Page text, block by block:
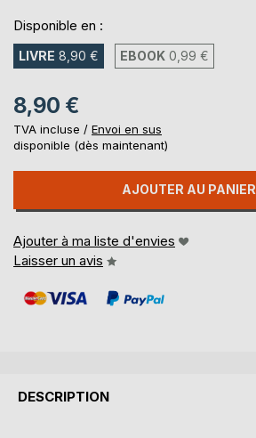
Disponible en :
LIVRE 8,90 € EBOOK 0,99 €
8,90 €
TVA incluse / Envoi en sus
disponible (dès maintenant)
AJOUTER AU PANIER
Ajouter à ma liste d'envies
Laisser un avis
DESCRIPTION